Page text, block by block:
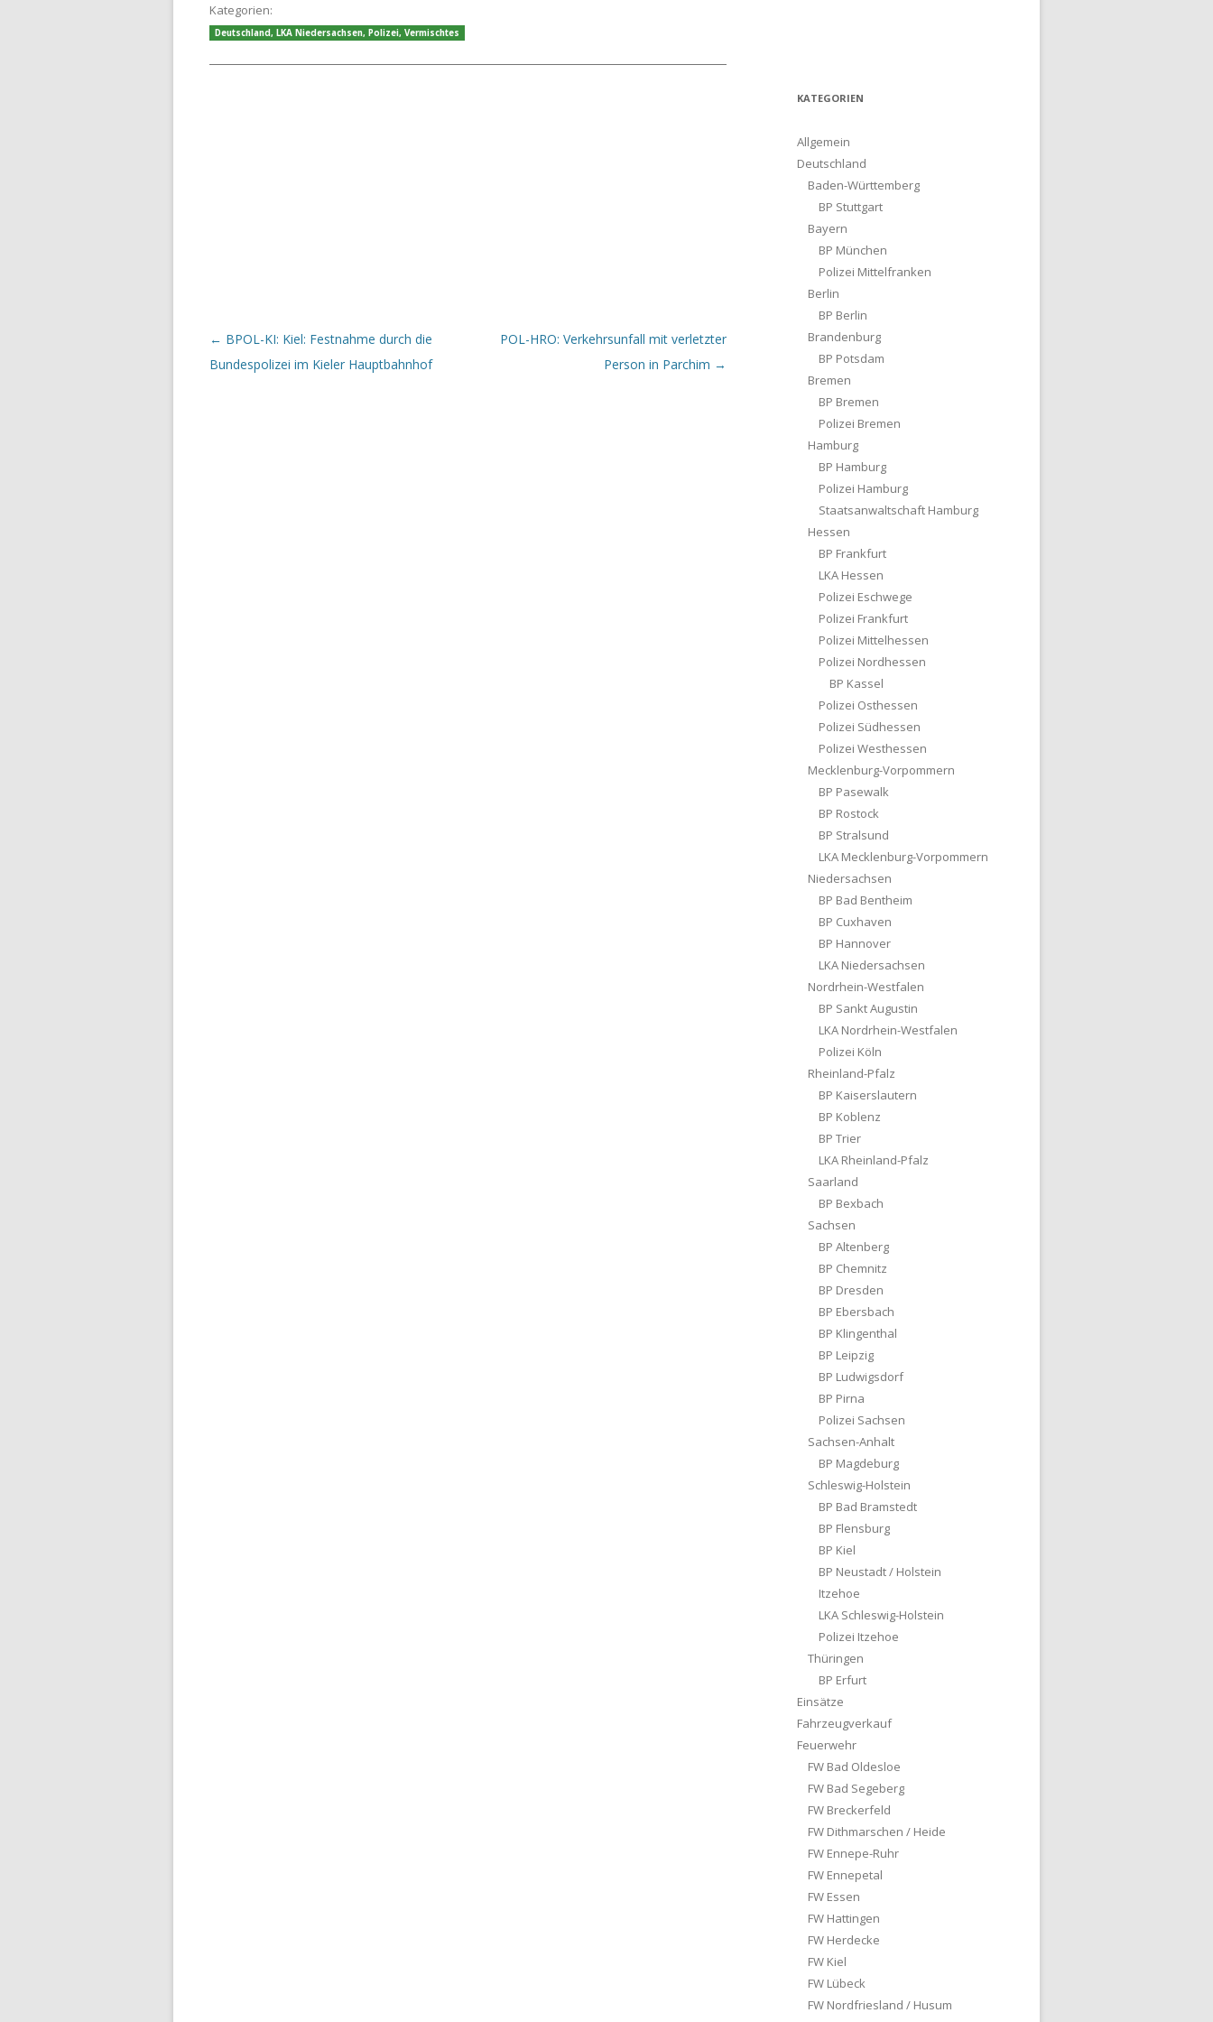
Kategorien:
Deutschland, LKA Niedersachsen, Polizei, Vermischtes
Beitrags-Navigation
← BPOL-KI: Kiel: Festnahme durch die
Bundespolizei im Kieler Hauptbahnhof
POL-HRO: Verkehrsunfall mit verletzter
Person in Parchim →
KATEGORIEN
Allgemein
Deutschland
Baden-Württemberg
BP Stuttgart
Bayern
BP München
Polizei Mittelfranken
Berlin
BP Berlin
Brandenburg
BP Potsdam
Bremen
BP Bremen
Polizei Bremen
Hamburg
BP Hamburg
Polizei Hamburg
Staatsanwaltschaft Hamburg
Hessen
BP Frankfurt
LKA Hessen
Polizei Eschwege
Polizei Frankfurt
Polizei Mittelhessen
Polizei Nordhessen
BP Kassel
Polizei Osthessen
Polizei Südhessen
Polizei Westhessen
Mecklenburg-Vorpommern
BP Pasewalk
BP Rostock
BP Stralsund
LKA Mecklenburg-Vorpommern
Niedersachsen
BP Bad Bentheim
BP Cuxhaven
BP Hannover
LKA Niedersachsen
Nordrhein-Westfalen
BP Sankt Augustin
LKA Nordrhein-Westfalen
Polizei Köln
Rheinland-Pfalz
BP Kaiserslautern
BP Koblenz
BP Trier
LKA Rheinland-Pfalz
Saarland
BP Bexbach
Sachsen
BP Altenberg
BP Chemnitz
BP Dresden
BP Ebersbach
BP Klingenthal
BP Leipzig
BP Ludwigsdorf
BP Pirna
Polizei Sachsen
Sachsen-Anhalt
BP Magdeburg
Schleswig-Holstein
BP Bad Bramstedt
BP Flensburg
BP Kiel
BP Neustadt / Holstein
Itzehoe
LKA Schleswig-Holstein
Polizei Itzehoe
Thüringen
BP Erfurt
Einsätze
Fahrzeugverkauf
Feuerwehr
FW Bad Oldesloe
FW Bad Segeberg
FW Breckerfeld
FW Dithmarschen / Heide
FW Ennepe-Ruhr
FW Ennepetal
FW Essen
FW Hattingen
FW Herdecke
FW Kiel
FW Lübeck
FW Nordfriesland / Husum